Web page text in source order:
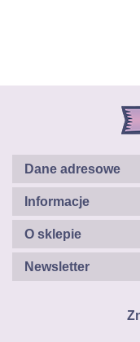
Dane adresowe
Informacje
O sklepie
Newsletter